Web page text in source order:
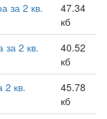
за 2 кв.
47.34
кб
2 кв.
40.52
кб
кв.
45.78
кб